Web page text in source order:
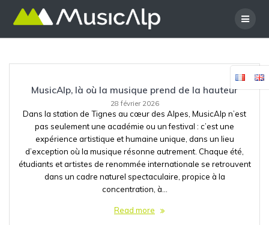
to
content
MusicAlp, là où la musique prend de la hauteur
28 février 2026
Dans la station de Tignes au cœur des Alpes, MusicAlp n’est
pas seulement une académie ou un festival : c’est une
expérience artistique et humaine unique, dans un lieu
d’exception où la musique résonne autrement. Chaque été,
étudiants et artistes de renommée internationale se retrouvent
dans un cadre naturel spectaculaire, propice à la
concentration, à…
Read more